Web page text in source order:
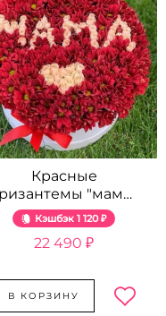
Красные
"мама"
- 81 шт.
Кэшбэк 1 120 ₽
22 490 ₽
В КОРЗИНУ